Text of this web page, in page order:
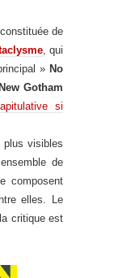
de
, qui
» No
New Gotham
si
plus visibles
de
composent
elles. Le
critique est